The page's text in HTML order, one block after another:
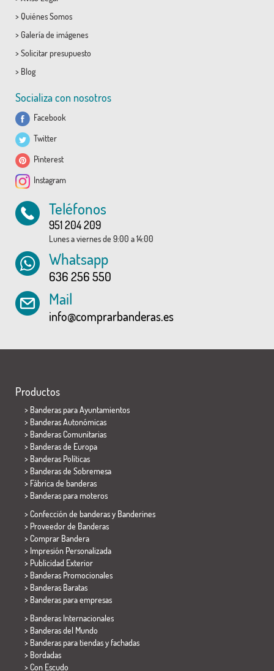
> Quiénes Somos
> Galería de imágenes
> Solicitar presupuesto
> Blog
Socializa con nosotros
Facebook
Twitter
Pinterest
Instagram
Teléfonos
951 204 209
Lunes a viernes de 9:00 a 14:00
Whatsapp
636 256 550
Mail
info@comprarbanderas.es
Productos
> Banderas para Ayuntamientos
> Banderas Autonómicas
> Banderas Comunitarias
> Banderas de Europa
> Banderas Políticas
> Banderas de Sobremesa
> Fábrica de banderas
> Banderas para moteros
> Confección de banderas y Banderines
> Proveedor de Banderas
> Comprar Bandera
> Impresión Personalizada
> Publicidad Exterior
> Banderas Promocionales
> Banderas Baratas
> Banderas para empresas
> Banderas Internacionales
> Banderas del Mundo
> Banderas para tiendas y fachadas
> Bordadas
> Con Escudo